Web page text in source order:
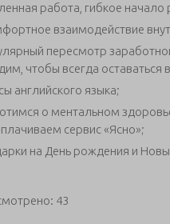
работа, гибкое начало
взаимодействие
пересмотр
чтобы всегда оставаться
английского языка;
о ментальном
сервис «Ясно»;
на День рождения и
43